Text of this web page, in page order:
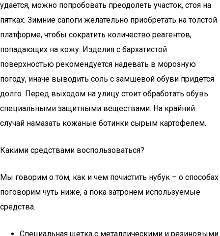
удаётся, можно попробовать преодолеть участок, стоя на
пятках. Зимние сапоги желательно приобретать на толстой
платформе, чтобы сократить количество реагентов,
попадающих на кожу. Изделия с бархатистой
поверхностью рекомендуется надевать в морозную
погоду, иначе выводить соль с замшевой обуви придётся
долго. Перед выходом на улицу стоит обработать обувь
специальными защитными веществами. На крайний
случай намазать кожаные ботинки сырым картофелем.
Какими средствами воспользоваться?
Мы говорим о том, как и чем почистить нубук – о способах
поговорим чуть ниже, а пока затронем используемые
средства.
Специальная щетка с металлическими и резиновыми